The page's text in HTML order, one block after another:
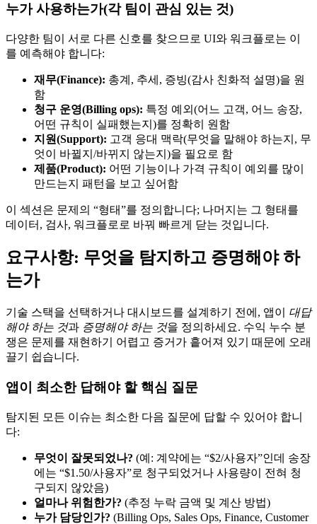
누가 사용하는가(각 팀이 관심 있는 것)
다양한 팀이 서로 다른 신호를 찾으므로 UI와 워크플로는 이
를 예측해야 합니다:
재무(Finance): 총계, 추세, 증빙(감사 친화적 설명)을 원
함
청구 운영(Billing ops): 특정 예외(어느 고객, 어느 송장,
어떤 규칙이 실패했는지)를 정확히 원함
지원(Support): 고객 응대 맥락(무엇을 말해야 하는지, 무
엇이 바뀔지/바뀌지 않는지)을 필요로 함
제품(Product): 어떤 기능이나 가격 규칙이 예외를 많이
만드는지 패턴을 보고 싶어함
이 섹션은 문제의 “형태”를 정의합니다; 나머지는 그 형태를
데이터, 검사, 워크플로로 바꿔 빠르게 닫는 것입니다.
요구사항: 무엇을 탐지하고 증명해야 하
는가
기술 스택을 선택하거나 대시보드를 설계하기 전에, 앱이 대답
해야 하는 것과 증명해야 하는 것을 정의하세요. 수익 누수 분
쟁은 문제를 재현하기 어렵고 증거가 흩어져 있기 때문에 오래
끌기 쉽습니다.
앱이 최소한 답해야 할 핵심 질문
탐지된 모든 이슈는 최소한 다음 질문에 답할 수 있어야 합니
다:
무엇이 잘못되었나? (예: 계약에는 “$2/사용자”인데 송장
에는 “$1.50/사용자”로 청구되었거나 사용량이 전혀 청
구되지 않았음)
얼마나 위험한가? (추정 누락 금액 및 계산 방법)
누가 담당인가? (Billing Ops, Sales Ops, Finance, Customer